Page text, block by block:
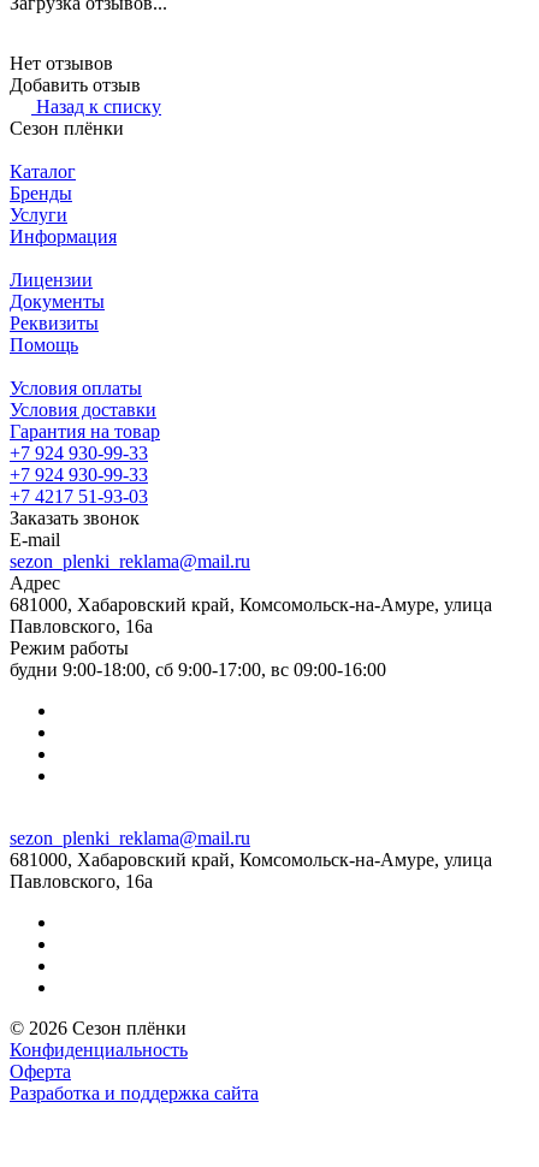
Нет отзывов
Добавить отзыв
Назад к списку
Сезон плёнки
Каталог
Бренды
Услуги
Информация
Лицензии
Документы
Реквизиты
Помощь
Условия оплаты
Условия доставки
Гарантия на товар
+7 924 930-99-33
+7 924 930-99-33
+7 4217 51-93-03
Заказать звонок
E-mail
sezon_plenki_reklama@mail.ru
Адрес
681000, Хабаровский край, Комсомольск-на-Амуре, улица
Павловского, 16а
Режим работы
будни 9:00-18:00, сб 9:00-17:00, вс 09:00-16:00
sezon_plenki_reklama@mail.ru
681000, Хабаровский край, Комсомольск-на-Амуре, улица
Павловского, 16а
© 2026 Сезон плёнки
Конфиденциальность
Оферта
Разработка и поддержка сайта